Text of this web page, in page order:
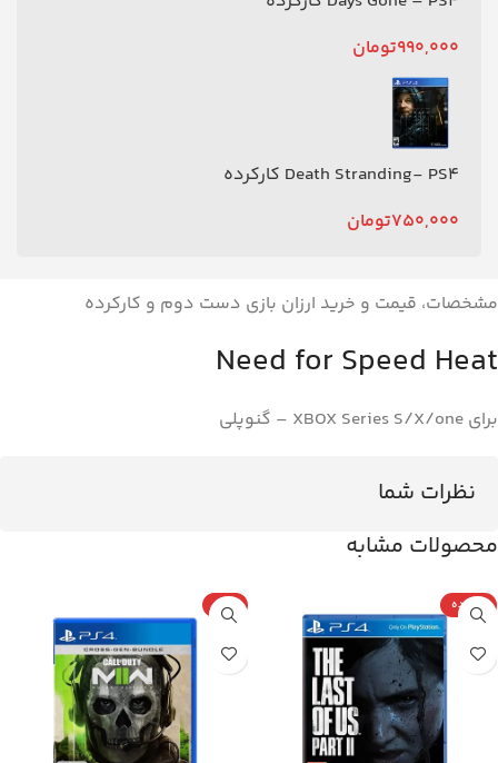
990,000تومان
Death Stranding- PS4 کارکرده
750,000تومان
مشخصات، قیمت و خرید ارزان بازی دست دوم و کارکرده
Need for Speed Heat
برای XBOX Series S/X/one – گنوپلی
نظرات شما
محصولات مشابه
کارکرده پلمپ